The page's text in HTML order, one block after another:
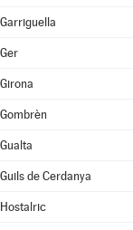
Garriguella
Ger
Girona
Gombrèn
Gualta
Guils de Cerdanya
Hostalric